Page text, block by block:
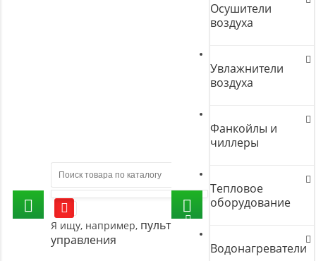
Я ищу, например, пульт
управления
Осушители
воздуха
Увлажнители
воздуха
Фанкойлы и
чиллеры
Тепловое
оборудование
Водонагреватели